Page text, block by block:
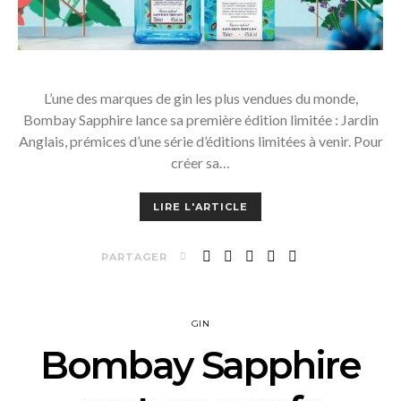
L’une des marques de gin les plus vendues du monde,
Bombay Sapphire lance sa première édition limitée : Jardin
Anglais, prémices d’une série d’éditions limitées à venir. Pour
créer sa…
LIRE L'ARTICLE
PARTAGER
GIN
Bombay Sapphire